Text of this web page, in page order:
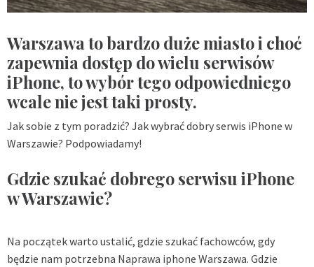
Warszawa to bardzo duże miasto i choć
zapewnia dostęp do wielu serwisów
iPhone, to wybór tego odpowiedniego
wcale nie jest taki prosty.
Jak sobie z tym poradzić? Jak wybrać dobry serwis iPhone w
Warszawie? Podpowiadamy!
Gdzie szukać dobrego serwisu iPhone
w Warszawie?
Na początek warto ustalić, gdzie szukać fachowców, gdy
będzie nam potrzebna Naprawa iphone Warszawa. Gdzie